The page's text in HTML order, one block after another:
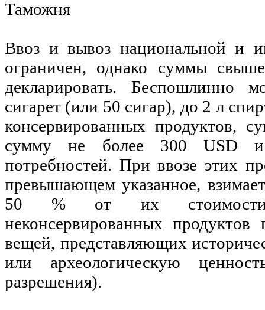
Таможня
Ввоз и вывоз национальной и
ограничен, однако суммы
декларировать. Беспошлинно
сигарет (или 50 сигар), до 2 л
консервированных продуктов,
сумму не более 300 USD
потребностей. При ввозе этих
превышающем указанное,
50 % от их
неконсервированных
вещей, представляющих
или археологическую
разрешения).